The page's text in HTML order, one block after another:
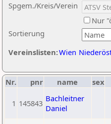
Sortierung
Spgem./Kreis/Verein
Nur
Vereinslisten:Wien
Nr. pnr name sex
1 145843 Bachleitner
Daniel